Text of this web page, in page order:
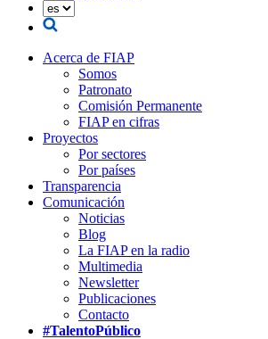
Acerca de FIAP
Somos
Patronato
Comisión Permanente
FIAP en cifras
Proyectos
Por sectores
Por países
Transparencia
Comunicación
Noticias
Blog
La FIAP en la radio
Multimedia
Newsletter
Publicaciones
Contacto
#TalentoPúblico